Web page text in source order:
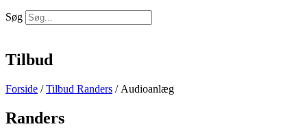
Søg
Tilbud
Forside /Tilbud Randers / Audioanlæg
Randers